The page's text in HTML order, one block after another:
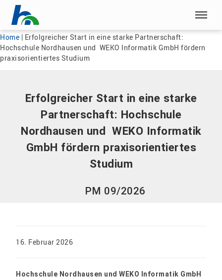
Menü überspringen
Menü überspringen
Home | Erfolgreicher Start in eine starke Partnerschaft:
Hochschule Nordhausen und WEKO Informatik GmbH fördern
praxisorientiertes Studium
Erfolgreicher Start in eine starke
Partnerschaft: Hochschule
Nordhausen und WEKO Informatik
GmbH fördern praxisorientiertes
Studium
PM 09/2026
16. Februar 2026
Hochschule Nordhausen und WEKO Informatik GmbH